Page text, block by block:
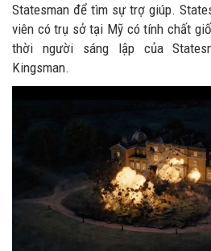
Statesman để tìm sự trợ giúp.
viên có trụ sở tại Mỹ có tính chất
thời người sáng lập của
Kingsman.